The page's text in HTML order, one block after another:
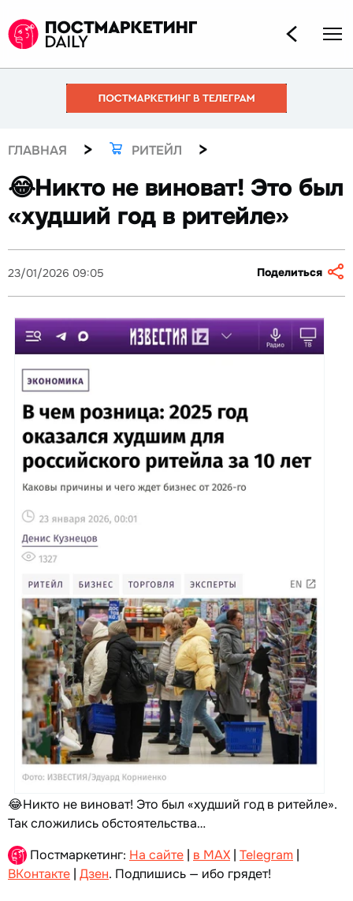
ГЛАВНАЯ > РИТЕЙЛ >
😂Никто не виноват! Это был
«худший год в ритейле»
23/01/2026 09:05 Поделиться
😂Никто не виноват! Это был «худший год в ритейле».
Так сложились обстоятельства…
Постмаркетинг: На сайте | в MAX | Telegram |
ВКонтакте | Дзен. Подпишись — ибо грядет!